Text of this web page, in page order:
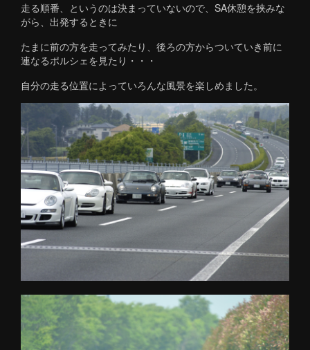
走る順番、というのは決まっていないので、SA休憩を挟みな
がら、出発するときに
たまに前の方を走ってみたり、後ろの方からついていき前に
連なるポルシェを見たり・・・
自分の走る位置によっていろんな風景を楽しめました。